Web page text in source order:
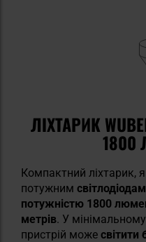
ЛІХТАРИК
1800
Компактний ліхтарик,
потужним
потужністю 1800
метрів. У
пристрій може світити